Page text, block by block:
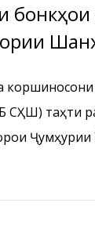
таҳти
Ҷумҳурии